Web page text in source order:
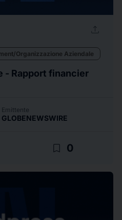
upload
Organizzazione Aziendale
- Rapport financier
Emittente
GLOBENEWSWIRE
bookmark_border 0